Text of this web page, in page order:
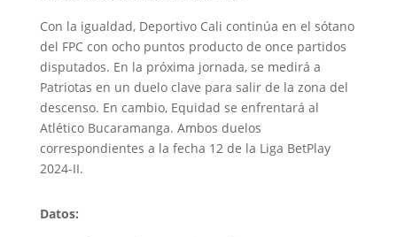
Con la igualdad, Deportivo Cali continúa en el sótano
del FPC con ocho puntos producto de once partidos
disputados. En la próxima jornada, se medirá a
Patriotas en un duelo clave para salir de la zona del
descenso. En cambio, Equidad se enfrentará al
Atlético Bucaramanga. Ambos duelos
correspondientes a la fecha 12 de la Liga BetPlay
2024-II.
Datos: